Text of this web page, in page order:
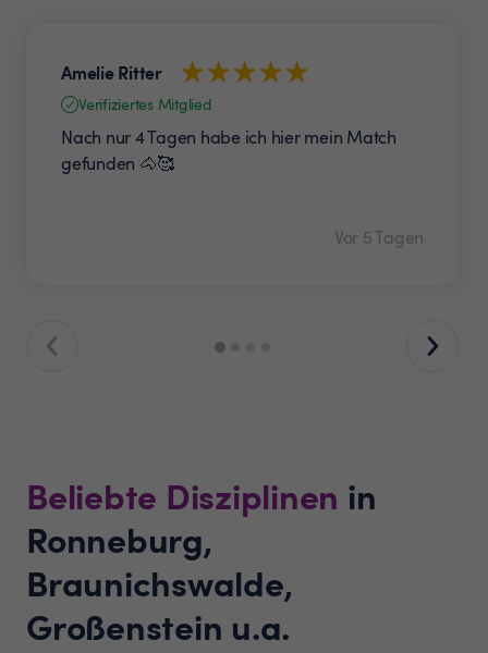
Amelie Ritter
Verifiziertes Mitglied
Nach nur 4 Tagen habe ich hier mein Match
gefunden 🐴🥰
Vor 5 Tagen
Beliebte Disziplinen in
Ronneburg,
Braunichswalde,
Großenstein u.a.